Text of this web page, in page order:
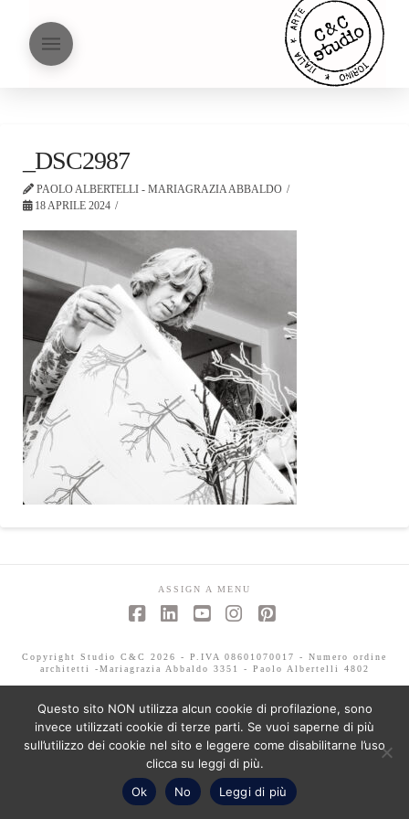
_DSC2987
PAOLO ALBERTELLI - MARIAGRAZIA ABBALDO
18 APRILE 2024
ASSIGN A MENU
Copyright Studio C&C 2026 - P.IVA 08601070017 - Numero ordine
architetti -Mariagrazia Abbaldo 3351 - Paolo Albertelli 4802
Questo sito NON utilizza alcun cookie di profilazione, sono
invece utilizzati cookie di terze parti. Se vuoi saperne di più
sull’utilizzo dei cookie nel sito e leggere come disabilitarne l’uso
clicca su leggi di più.
Ok
No Leggi di più